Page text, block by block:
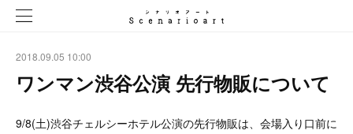
2018.09.05 10:00
ワンマン渋谷公演 先行物販について
9/8(土)渋谷チェルシーホテル公演の先行物販は、会場入り口前に